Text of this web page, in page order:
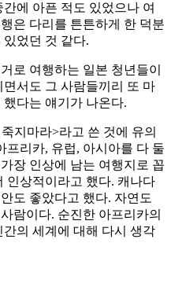
에 아픈 적도 있었으나 여
은 다리를 튼튼하게 한 덕분
었던 것 같다.
로 여행하는 일본 청년들이
서도 그 사람들끼리 또 마
다는 얘기가 나온다.
지마라>라고 쓴 것에 유의
프리카, 유럽, 아시아를 다 둘
장 인상에 남는 여행지로 꼽
인상적이라고 했다. 캐나다
도 좋았다고 했다. 자연도
람이다. 순진한 아프리카의
의 세계에 대해 다시 생각